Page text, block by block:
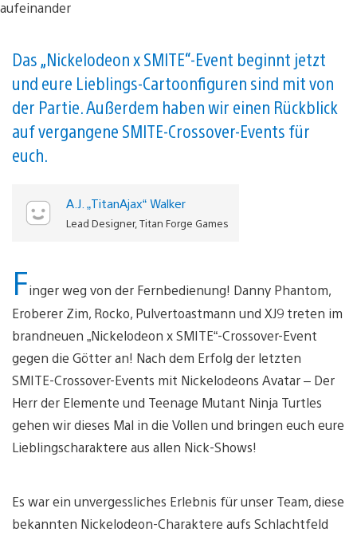
Das „Nickelodeon x SMITE“-Event beginnt jetzt
und eure Lieblings-Cartoonfiguren sind mit von
der Partie. Außerdem haben wir einen Rückblick
auf vergangene SMITE-Crossover-Events für
euch.
A.J. „TitanAjax“ Walker
Lead Designer, Titan Forge Games
Finger weg von der Fernbedienung! Danny Phantom,
Eroberer Zim, Rocko, Pulvertoastmann und XJ9 treten im
brandneuen „Nickelodeon x SMITE“-Crossover-Event
gegen die Götter an! Nach dem Erfolg der letzten
SMITE-Crossover-Events mit Nickelodeons Avatar – Der
Herr der Elemente und Teenage Mutant Ninja Turtles
gehen wir dieses Mal in die Vollen und bringen euch eure
Lieblingscharaktere aus allen Nick-Shows!
Es war ein unvergessliches Erlebnis für unser Team, diese
bekannten Nickelodeon-Charaktere aufs Schlachtfeld